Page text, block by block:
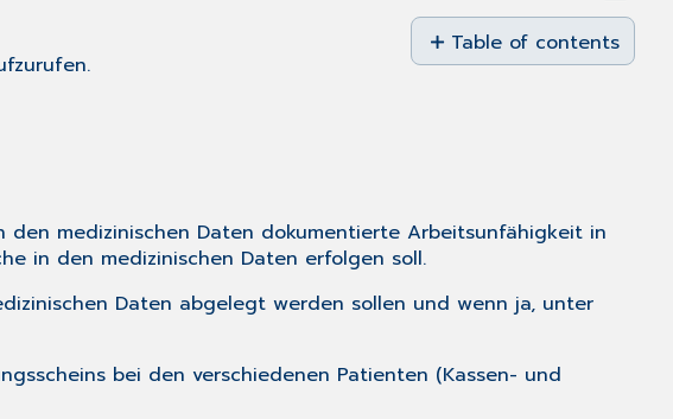
Save
as
PDF
Table of contents
den medizinischen Daten dokumentierte Arbeitsunfähigkeit in
in den medizinischen Daten erfolgen soll.
Daten abgelegt werden sollen und wenn ja, unter
bei den verschiedenen Patienten (Kassen- und